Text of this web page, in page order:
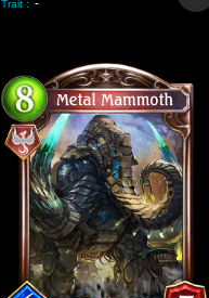
Trait : -